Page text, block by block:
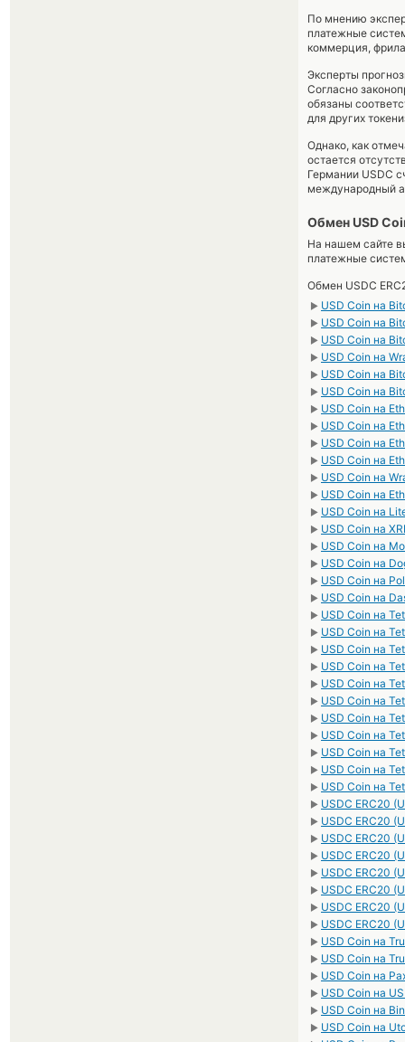
По мнению
платежные
коммерция,
Эксперты
Согласно
обязаны
для других
Однако, как
остается
Германии USDC
международный
Обмен USD
На нашем сайте
платежные
Обмен USDC
► USD Coin на
► USD Coin на
► USD Coin на
► USD Coin на
► USD Coin на
► USD Coin на
► USD Coin на
► USD Coin на
► USD Coin на
► USD Coin на
► USD Coin на
► USD Coin на
► USD Coin на
► USD Coin на
► USD Coin на
► USD Coin на
► USD Coin на
► USD Coin на
► USD Coin на
► USD Coin на
► USD Coin на
► USD Coin на
► USD Coin на
► USD Coin на
► USD Coin на
► USD Coin на
► USD Coin на
► USD Coin на
► USD Coin на
► USDC ERC20
► USDC ERC20
► USDC ERC20
► USDC ERC20
► USDC ERC20
► USDC ERC20
► USDC ERC20
► USDC ERC20
► USD Coin на
► USD Coin на
► USD Coin на
► USD Coin на
► USD Coin на
► USD Coin на